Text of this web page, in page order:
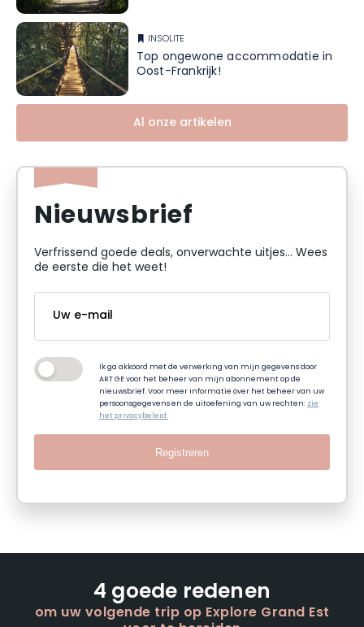
INSOLITE
Top ongewone accommodatie in
Oost-Frankrijk!
Al onze artikelen
Nieuwsbrief
Verfrissend goede deals, onverwachte uitjes... Wees
de eerste die het weet!
Ik ga akkoord met de verwerking van mijn gegevens door
ART GE voor het beheer van mijn abonnement op de
nieuwsbrief. Voor meer informatie over het beheer van uw
persoonsgegevens en de uitoefening van uw rechten:zie
het privacybeleid.
Registreren
4 goede redenen
om uw volgende trip op Explore Grand Est